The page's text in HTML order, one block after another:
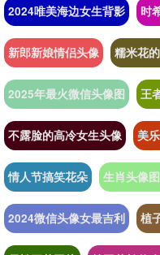
2024唯美海边女生背影 时
新郎新娘情侣头像 糯米花
2025年最火微信头像图 王
不露脸的高冷女生头像 美
情人节搞笑花朵 生肖头像
2024微信头像女最吉利 植